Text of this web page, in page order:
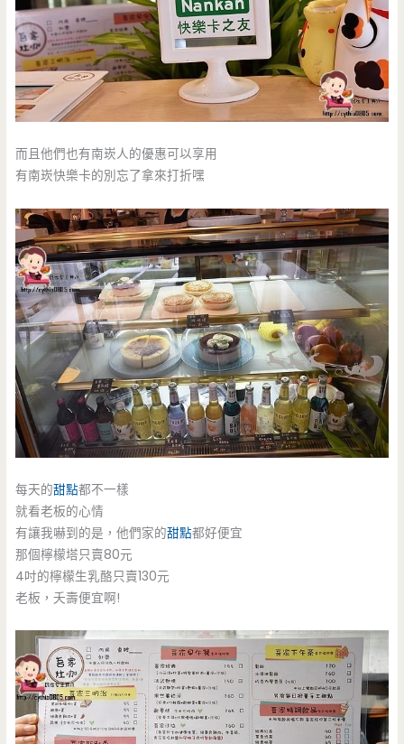
而且他們也有南崁人的優惠可以享用
有南崁快樂卡的別忘了拿來打折嘿
每天的甜點都不一樣
就看老板的心情
有讓我嚇到的是，他們家的甜點都好便宜
那個檸檬塔只賣80元
4吋的檸檬生乳酪只賣130元
老板，夭壽便宜啊!